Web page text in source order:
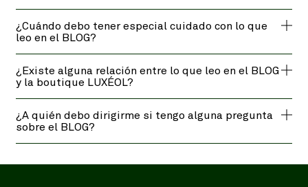
¿Cuándo debo tener especial cuidado con lo que
leo en el BLOG?
¿Existe alguna relación entre lo que leo en el BLOG
y la boutique LUXÉOL?
¿A quién debo dirigirme si tengo alguna pregunta
sobre el BLOG?